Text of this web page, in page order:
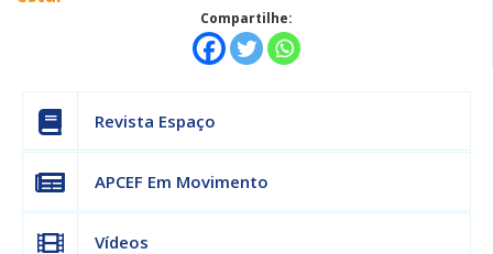
Compartilhe:
Revista Espaço
APCEF Em Movimento
Vídeos